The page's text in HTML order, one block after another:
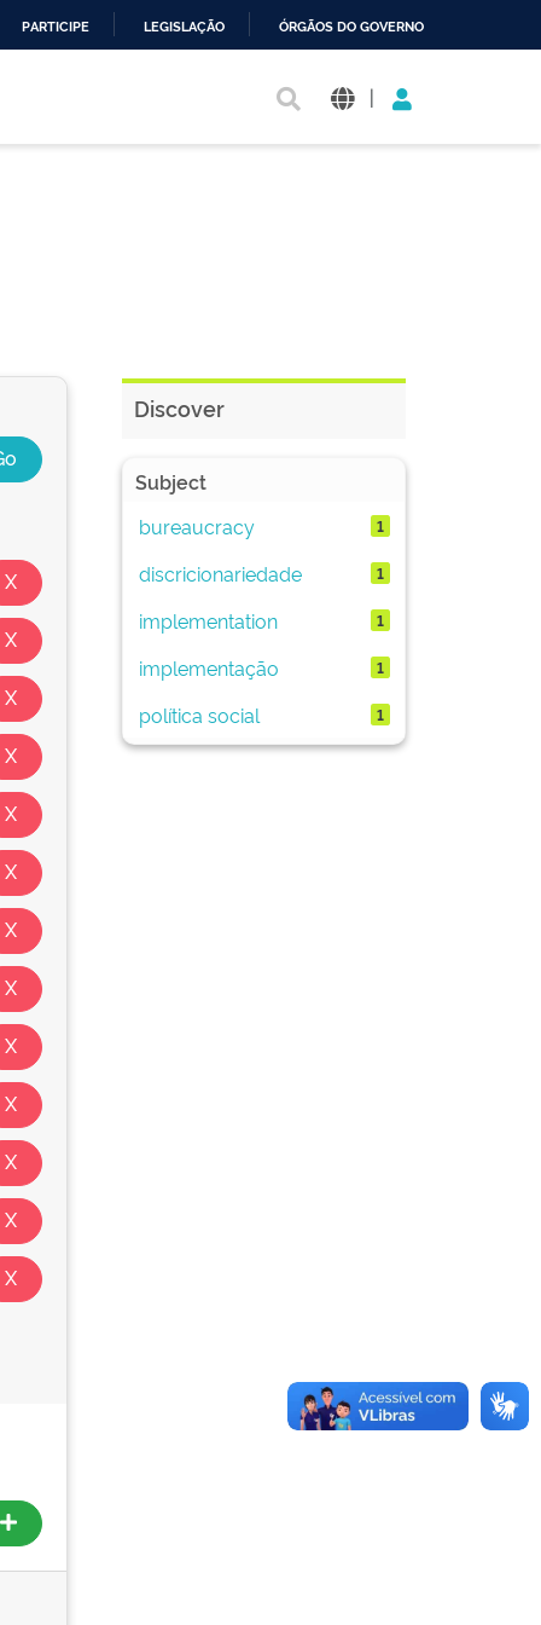
PARTICIPE LEGISLAÇÃO ÓRGÃOS DO GOVERNO
|
Discover
Subject
bureaucracy
1
discricionariedade 1
implementation 1
implementação 1
política social 1